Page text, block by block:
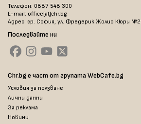
Телефон: 0887 548 300
E-mail: office[at]chr.bg
Адрес: гр. София, ул. Фредерик Жолио Кюри
Последвайте ни
Chr.bg е част от групата WebCafe.bg
Условия за ползване
Лични данни
За реклама
Новини